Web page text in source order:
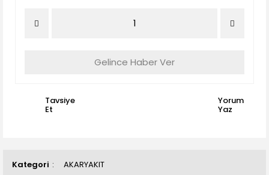
Kategori AKARYAKIT
Gelince Haber Ver
Tavsiye
Et
Yorum
Yaz